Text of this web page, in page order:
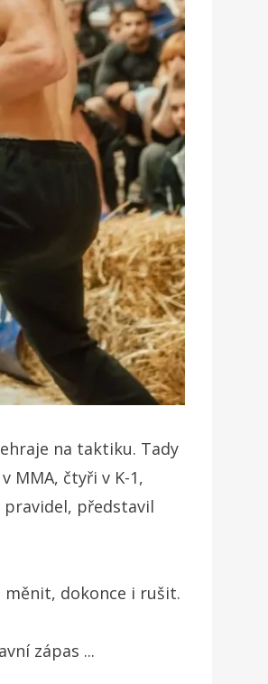
na taktiku. Tady
MMA, čtyři v K-1,
pravidel, představil
měnit, dokonce i rušit.
zápas ...